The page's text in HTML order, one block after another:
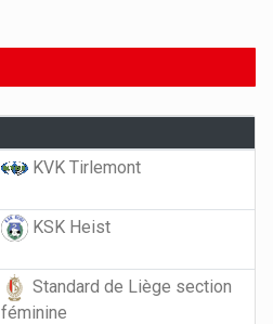
KVK Tirlemont
KSK Heist
Standard de Liège section
féminine